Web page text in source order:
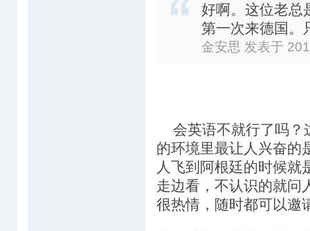
好啊。这位老总
第一次来德国。
金安思 发表于
会英语不就行了吗？
的环境里最让人兴奋的
人飞到阿根廷的时候就
走边看，不认识的就问
很热情，随时都可以邀